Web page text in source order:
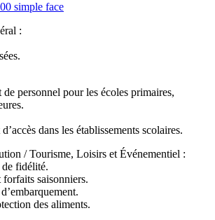
simple face
:
de personnel pour les écoles primaires,
dans les établissements scolaires.
/ Tourisme, Loisirs et Événementiel :
de fidélité.
forfaits saisonniers.
des aliments.